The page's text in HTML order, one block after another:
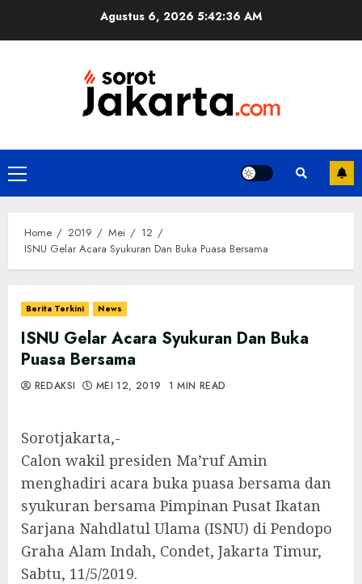
Agustus 6, 2026 5:42:36 AM
Primary
Menu
Home 2019 Mei
12
ISNU Gelar Acara Syukuran Dan Buka Puasa Bersama
Berita Terkini News
ISNU Gelar Acara Syukuran Dan Buka
Puasa Bersama
REDAKSI MEI 12, 2019 1 MIN READ
Sorotjakarta,-
Calon wakil presiden Ma’ruf Amin
menghadiri acara buka puasa bersama dan
syukuran bersama Pimpinan Pusat Ikatan
Sarjana Nahdlatul Ulama (ISNU) di Pendopo
Graha Alam Indah, Condet, Jakarta Timur,
Sabtu, 11/5/2019.